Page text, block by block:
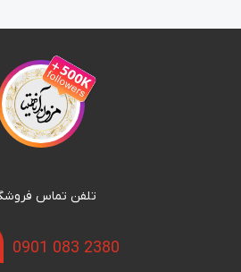
تلفن تماس
0901 083 2380